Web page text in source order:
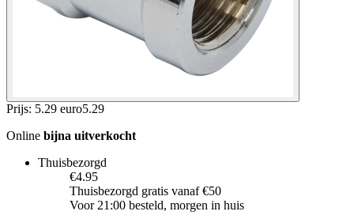
Prijs: 5.29 euro5.29
Online bijna uitverkocht
Thuisbezorgd
€4.95
Thuisbezorgd gratis vanaf €50
Voor 21:00 besteld, morgen in huis